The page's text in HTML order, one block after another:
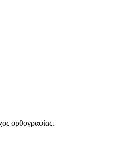
ορθογραφίας.